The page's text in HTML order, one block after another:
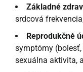
Základné
srdcová
Reprodukčné
symptómy
sexuálna aktivita,